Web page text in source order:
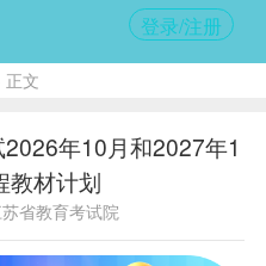
登录/注册
正文
年10月和2027年1
教材计划
省教育考试院